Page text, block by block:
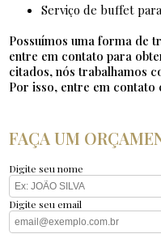
serviço de buffet
Possuímos uma forma de
entre em contato para
citados, nós trabalhamos
Por isso, entre em contato
FAÇA UM
Digite seu nome
Digite seu email